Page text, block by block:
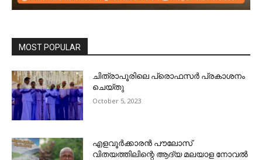
MOST POPULAR
ചിത്രാപൂരിലെ പ്രൊഫസർ പ്രകാശനം
ചെയ്തു
October 5, 2023
എളവൂർക്കാരൻ പൗലോസ്
വിതയത്തിലിന്റെ ആദ്യ മലയാള നോവൽ